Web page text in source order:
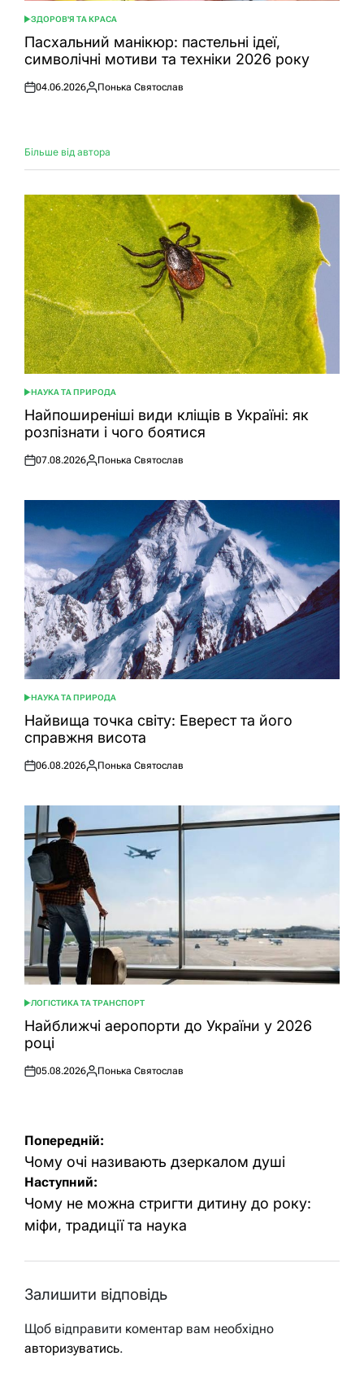
ОПУБЛІКУВАТИ
У
ЗДОРОВ'Я ТА КРАСА
Пасхальний манікюр: пастельні ідеї,
символічні мотиви та техніки 2026 року
Оприлюднено
04.06.2026
Опубліковано
Понька Святослав
Більше від автора
ОПУБЛІКУВАТИ
У
НАУКА ТА ПРИРОДА
Найпоширеніші види кліщів в Україні: як
розпізнати і чого боятися
Оприлюднено
07.08.2026
Опубліковано
Понька Святослав
ОПУБЛІКУВАТИ
У
НАУКА ТА ПРИРОДА
Найвища точка світу: Еверест та його
справжня висота
Оприлюднено
06.08.2026
Опубліковано
Понька Святослав
ОПУБЛІКУВАТИ
У
ЛОГІСТИКА ТА ТРАНСПОРТ
Найближчі аеропорти до України у 2026
році
Оприлюднено
05.08.2026
Опубліковано
Понька Святослав
Навігація
записів
Попередній:
Чому очі називають дзеркалом душі
Наступний:
Чому не можна стригти дитину до року:
міфи, традиції та наука
Залишити відповідь
Щоб відправити коментар вам необхідно
авторизуватись.